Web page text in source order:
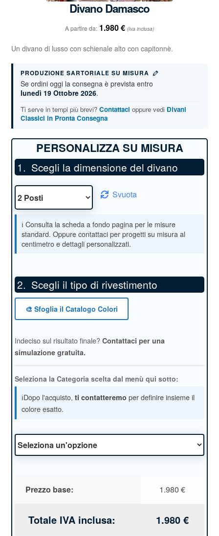
Divano Damasco
A partire da: 1.980€ (Iva inclusa)
Un divano di lusso con schienale alto con capitonnè.
PRODUZIONE SARTORIALE SU MISURA
Se ordini oggi la consegna è prevista entro
lunedì 19 Ottobre 2026.
Ti serve in tempi più brevi? Contattaci oppure vedi Divani
Classici in Pronta Consegna
Scegli la dimensione del divano
Svuota
Scegli il tipo di rivestimento
🎨 Sfoglia il Catalogo Colori
Indeciso sul risultato finale? Contattaci per una
simulazione gratuita.
Seleziona la Categoria scelta dal menù qui sotto:
ℹ️Dopo l'acquisto, ti contatteremo per definire insieme il
colore esatto.
Prezzo base: 1.980€
Totale IVA inclusa: 1.980€